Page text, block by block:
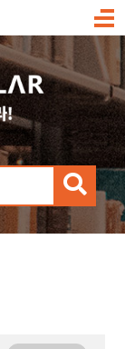
메
검
색